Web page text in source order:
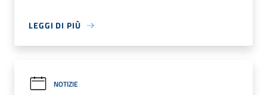
LEGGI DI PIÙ
NOTIZIE